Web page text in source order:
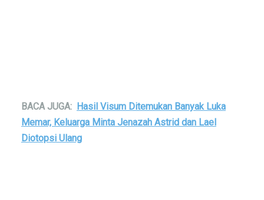
BACA JUGA: Hasil Visum Ditemukan Banyak Luka
Memar, Keluarga Minta Jenazah Astrid dan Lael
Diotopsi Ulang